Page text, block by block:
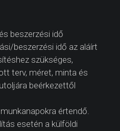
beszerzési idő
beszerzési idő az aláírt
szükséges,
terv, méret, minta és
beérkezettől
értendő.
esetén a külföldi